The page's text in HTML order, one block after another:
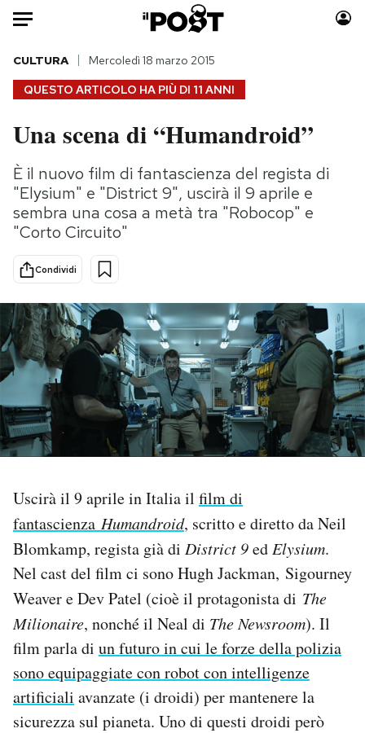
Auto
HOME
Italia
Politica
Internet
Scienza
Cultura
Economia
Sport
Moda
Consumismi
Storie/Idee
Altrecose
Mondiali calcio 2026
PODCAST
NEWSLETTER
I MIEI PREFERITI
SHOP
AREA PERSONALE
Area Personale
Newsletter
QUESTO ARTICOLO HA PIÙ DI 11 ANNI
CULTURA Mercoledì 18 marzo 2015
Una scena di “Humandroid”
È il nuovo film di fantascienza del regista di
"Elysium" e "District 9", uscirà il 9 aprile e
sembra una cosa a metà tra "Robocop" e
"Corto Circuito"
Condividi
Uscirà il 9 aprile in Italia il film di
fantascienza Humandroid, scritto e diretto da Neil
Blomkamp, regista già di District 9ed Elysium.
Nel cast del film ci sono Hugh Jackman, Sigourney
Weaver e Dev Patel (cioè il protagonista di The
Milionaire, nonché il Neal di The Newsroom). Il
film parla di un futuro in cui le forze della polizia
sono equipaggiate con robot con intelligenze
artificiali avanzate (i droidi) per mantenere la
sicurezza sul pianeta. Uno di questi droidi però